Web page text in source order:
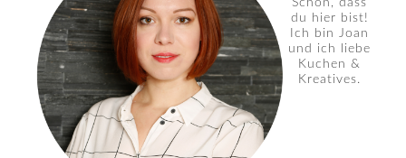
Schön, dass
du hier bist!
Ich bin Joan
und ich liebe
Kuchen &
Kreatives.